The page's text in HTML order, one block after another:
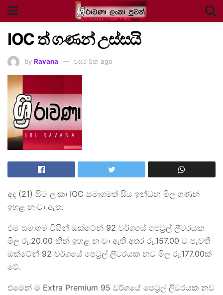
IOC ත් ගණන් උස්සයි
by Ravana වසර 5ක් ago
අද (21) සිට ලංකා IOC සමාගමත් සිය ඉන්ධන මිල ගණන්
ඉහළ නංවා ඇත.
එම සමාගම විසින් ඔක්ටේන් 92 වර්ගයේ පෙට්‍රල් ලීටරයක
මිල රු.20.00 කින් ඉහළ නංවා ඇති අතර රු.157.00 ට පැවති
ඔක්ටේන් 92 වර්ගයේ පෙට්‍රල් ලීටරයක නව මිල රු.177.00ක්
වේ.
එමෙන් ම Extra Premium 95 වර්ගයේ පෙට්‍රල් ලීටරයක නව